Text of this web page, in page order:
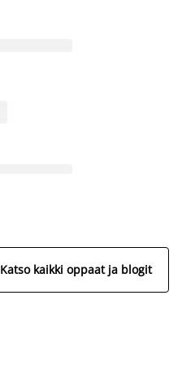
Katso kaikki oppaat ja blogit